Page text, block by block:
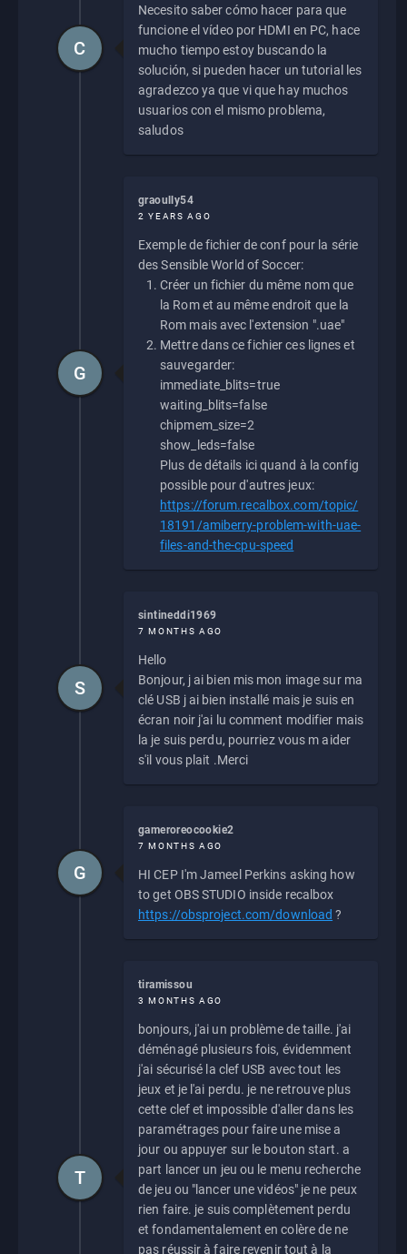
Necesito saber cómo hacer para que
funcione el vídeo por HDMI en PC, hace
mucho tiempo estoy buscando la
solución, si pueden hacer un tutorial les
agradezco ya que vi que hay muchos
usuarios con el mismo problema,
saludos
C
graoully54
2 YEARS AGO
Exemple de fichier de conf pour la série
des Sensible World of Soccer:
Créer un fichier du même nom que
la Rom et au même endroit que la
Rom mais avec l'extension ".uae"
Mettre dans ce fichier ces lignes et
sauvegarder:
immediate_blits=true
waiting_blits=false
chipmem_size=2
show_leds=false
Plus de détails ici quand à la config
possible pour d'autres jeux:
https://forum.recalbox.com/topic/
18191/amiberry-problem-with-uae-
files-and-the-cpu-speed
G
sintineddi1969
7 MONTHS AGO
Hello
Bonjour, j ai bien mis mon image sur ma
clé USB j ai bien installé mais je suis en
écran noir j'ai lu comment modifier mais
la je suis perdu, pourriez vous m aider
s'il vous plait .Merci
S
gameroreocookie2
7 MONTHS AGO
HI CEP I'm Jameel Perkins asking how
to get OBS STUDIO inside recalbox
https://obsproject.com/download ?
G
tiramissou
3 MONTHS AGO
bonjours, j'ai un problème de taille. j'ai
déménagé plusieurs fois, évidemment
j'ai sécurisé la clef USB avec tout les
jeux et je l'ai perdu. je ne retrouve plus
cette clef et impossible d'aller dans les
paramétrages pour faire une mise a
jour ou appuyer sur le bouton start. a
part lancer un jeu ou le menu recherche
de jeu ou "lancer une vidéos" je ne peux
rien faire. je suis complètement perdu
et fondamentalement en colère de ne
pas réussir à faire revenir tout à la
T